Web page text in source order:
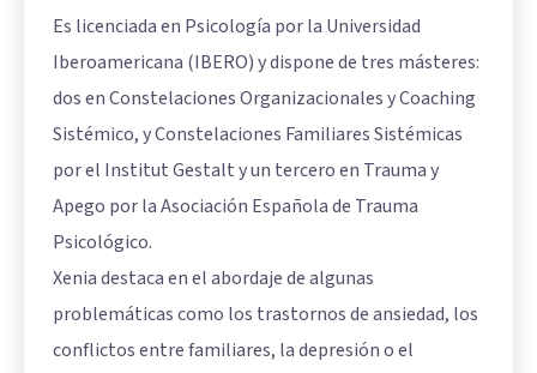
Es licenciada en Psicología por la Universidad
Iberoamericana (IBERO) y dispone de tres másteres:
dos en Constelaciones Organizacionales y Coaching
Sistémico, y Constelaciones Familiares Sistémicas
por el Institut Gestalt y un tercero en Trauma y
Apego por la Asociación Española de Trauma
Psicológico.
Xenia destaca en el abordaje de algunas
problemáticas como los trastornos de ansiedad, los
conflictos entre familiares, la depresión o el